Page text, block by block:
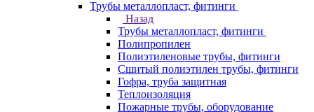
Трубы металлопласт, фитинги
Назад
Трубы металлопласт, фитинги
Полипропилен
Полиэтиленовые трубы, фитинги
Сшитый полиэтилен трубы, фитинги
Гофра, труба защитная
Теплоизоляция
Пожарные трубы, оборудование